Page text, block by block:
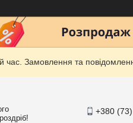
час. Замовлення та
+380